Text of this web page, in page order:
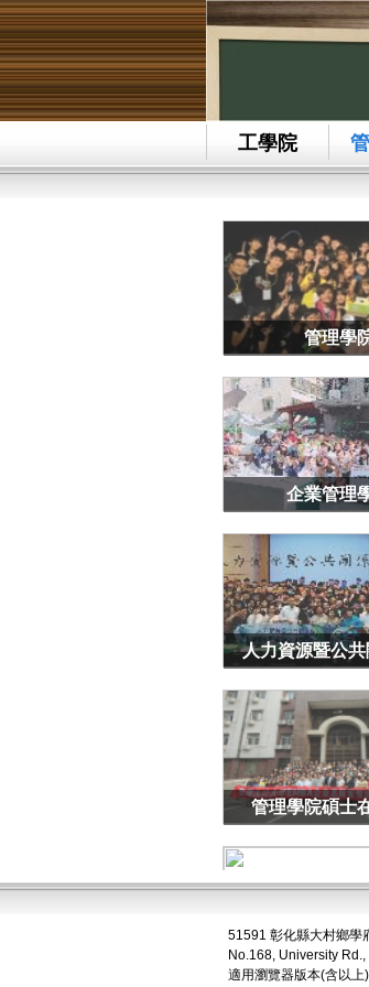
工學院
管理學
企業管理
人力資源暨公
管理學院碩士
商業經營國際學
51591 彰化縣大村鄉學
No.168, University
適用瀏覽器版本(含以